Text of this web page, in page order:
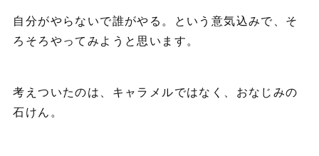
自分がやらないで誰がやる。という意気込みで、そ
ろそろやってみようと思います。
考えついたのは、キャラメルではなく、おなじみの
石けん。